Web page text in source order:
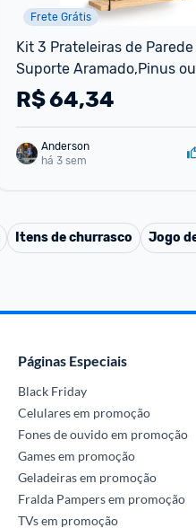
Frete Grátis
Kit 3 Prateleiras de
Suporte Aramado,Pinus
Decorativa livros e Vasos
Quarto Sala e Cozinha
R$64,34
Anderson
há 3 sem
Itens de churrasco Jogo
Páginas Especiais
Black Friday
Celulares em promoção
Fones de ouvido em promoção
Games em promoção
Geladeiras em promoção
Fralda Pampers em promoção
TVs em promoção